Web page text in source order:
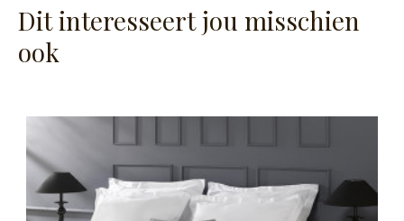
Dit interesseert jou misschien
ook